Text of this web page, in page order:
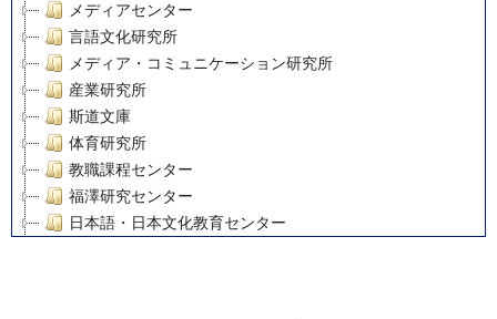
メディアセンター
言語文化研究所
メディア・コミュニケーション研究所
産業研究所
斯道文庫
体育研究所
教職課程センター
福澤研究センター
日本語・日本文化教育センター